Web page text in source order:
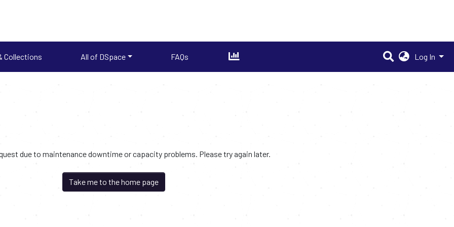
Collections All of DSpace FAQs Log In
due to maintenance downtime or capacity problems. Please try again later.
Take me to the home page